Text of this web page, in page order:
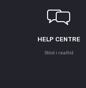
HELP CENTRE
Stöd i realtid